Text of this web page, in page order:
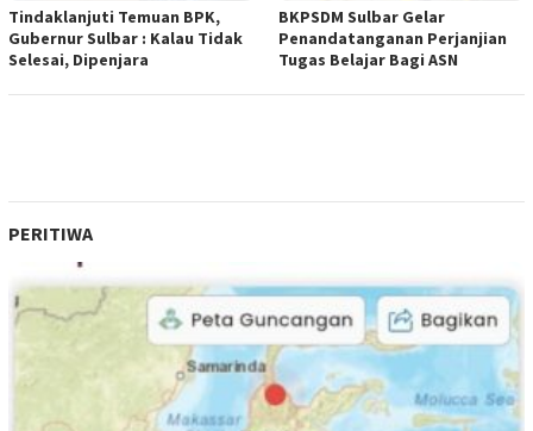
Tindaklanjuti Temuan BPK,
Gubernur Sulbar : Kalau Tidak
Selesai, Dipenjara
BKPSDM Sulbar Gelar
Penandatanganan Perjanjian
Tugas Belajar Bagi ASN
PERITIWA